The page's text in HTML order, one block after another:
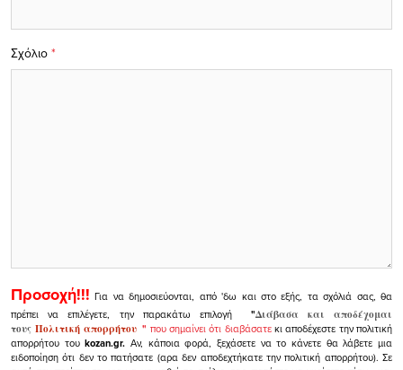
Σχόλιο *
Προσοχή!!! Για να δημοσιεύονται, από 'δω και στο εξής, τα σχόλιά σας, θα
πρέπει να επιλέγετε, την παρακάτω επιλογή
"Διάβασα και αποδέχομαι
τουςΠολιτική απορρήτου" που σημαίνει ότι διαβάσατεκι αποδέχεστε την πολιτική
απορρήτου τουkozan.gr. Αν, κάποια φορά, ξεχάσετε να το κάνετε θα λάβετε μια
ειδοποίηση ότι δεν το πατήσατε (αρα δεν αποδεχτήκατε την πολιτική απορρήτου). Σε